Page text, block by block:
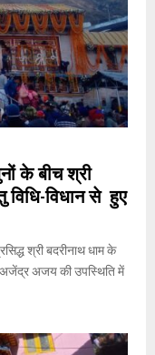
के बीच श्री
विधान से हुए
श्री बदरीनाथ धाम के
अजेंद्र अजय की उपस्थिति में